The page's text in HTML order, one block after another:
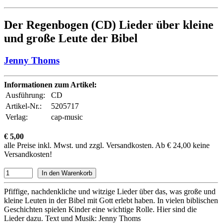
Der Regenbogen (CD) Lieder über kleine
und große Leute der Bibel
Jenny Thoms
Informationen zum Artikel:
Ausführung:
CD
Artikel-Nr.:
5205717
Verlag:
cap-music
€ 5,00
alle Preise inkl. Mwst. und zzgl. Versandkosten. Ab € 24,00 keine
Versandkosten!
Pfiffige, nachdenkliche und witzige Lieder über das, was große und
kleine Leuten in der Bibel mit Gott erlebt haben. In vielen biblischen
Geschichten spielen Kinder eine wichtige Rolle. Hier sind die
Lieder dazu. Text und Musik: Jenny Thoms